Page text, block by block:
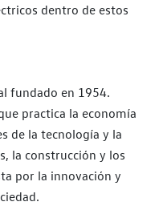
dentro de estos
fundado en 1954.
practica la economía
de la tecnología y la
la construcción y los
por la innovación y